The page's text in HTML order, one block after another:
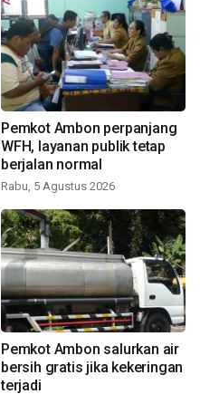
Pemkot Ambon perpanjang
WFH, layanan publik tetap
berjalan normal
Rabu, 5 Agustus 2026
Pemkot Ambon salurkan air
bersih gratis jika kekeringan
terjadi